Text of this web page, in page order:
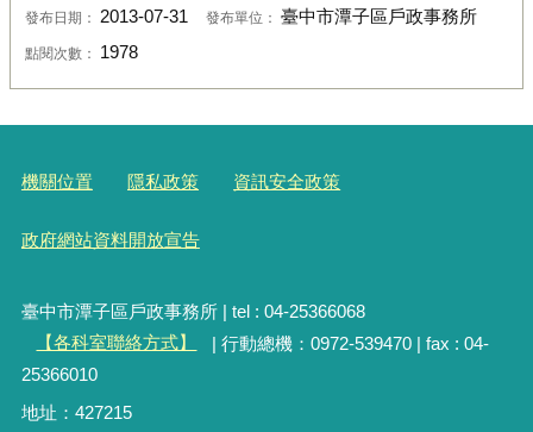
發布日期： 2013-07-31 發布單位： 臺中市潭子區戶政事務所
點閱次數： 1978
機關位置 隱私政策 資訊安全政策
政府網站資料開放宣告
臺中市潭子區戶政事務所 | tel : 04-25366068
【各科室聯絡方式】
| 行動總機：0972-539470 | fax : 04-
25366010
地址：427215